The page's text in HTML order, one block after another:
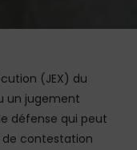
(JEX) du
un jugement
défense qui peut
contestation